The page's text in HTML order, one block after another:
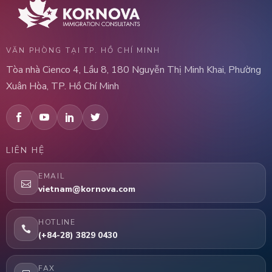
VĂN PHÒNG TẠI TP. HỒ CHÍ MINH
Tòa nhà Cienco 4, Lầu 8, 180 Nguyễn Thị Minh Khai, Phường
Xuân Hòa, TP. Hồ Chí Minh
LIÊN HỆ
EMAIL
vietnam@kornova.com
HOTLINE
(+84-28) 3829 0430
FAX